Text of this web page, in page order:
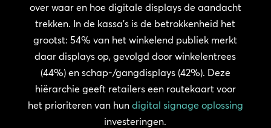
over waar en hoe digitale displays de aandacht
trekken. In de kassa’s is de betrokkenheid het
grootst: 54% van het winkelend publiek merkt
daar displays op, gevolgd door winkelentrees
(44%) en schap-/gangdisplays (42%). Deze
hiërarchie geeft retailers een routekaart voor
het prioriteren van hun digital signage oplossing
investeringen.